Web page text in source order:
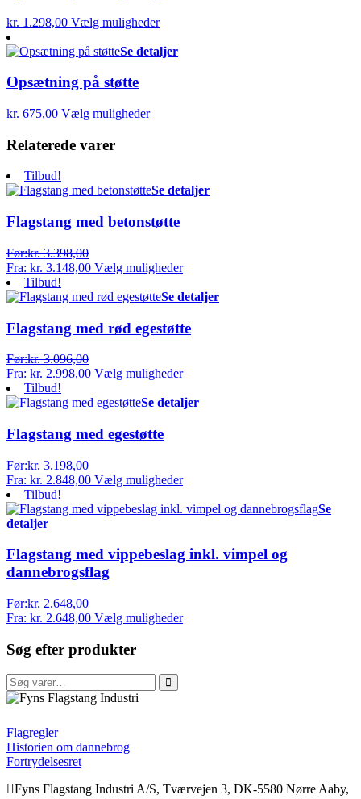
kr. 1.298,00 Vælg muligheder
Se detaljer
Opsætning på støtte
kr. 675,00 Vælg muligheder
Relaterede varer
Tilbud!
Se detaljer
Flagstang med betonstøtte
Før:kr.3.398,00
Fra: kr. 3.148,00 Vælg muligheder
Tilbud!
Se detaljer
Flagstang med rød egestøtte
Før:kr.3.096,00
Fra: kr. 2.998,00 Vælg muligheder
Tilbud!
Se detaljer
Flagstang med egestøtte
Før:kr.3.198,00
Fra: kr. 2.848,00 Vælg muligheder
Tilbud!
Se
detaljer
Flagstang med vippebeslag inkl. vimpel og
dannebrogsflag
Før:kr.2.648,00
Fra: kr. 2.648,00 Vælg muligheder
Søg efter produkter
Søg
efter:
FFI
Flagregler
Historien om dannebrog
Fortrydelsesret
Fyns Flagstang Industri A/S, Tværvejen 3, DK-5580 Nørre Aaby,